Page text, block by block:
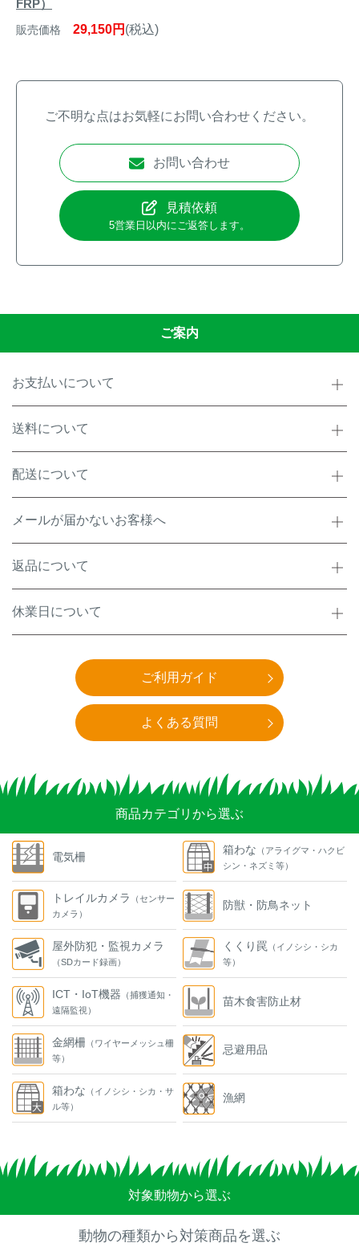
FRP）
販売価格 29,150円 (税込)
ご不明な点はお気軽にお問い合わせください。
お問い合わせ
見積依頼
5営業日以内にご返答します。
ご案内
お支払いについて
送料について
配送について
メールが届かないお客様へ
返品について
休業日について
ご利用ガイド
よくある質問
商品カテゴリから選ぶ
電気柵
トレイルカメラ
（センサー
カメラ）
屋外防犯・監視カメラ
（SDカード録画）
ICT・IoT機器 （捕獲通知・
遠隔監視）
金網柵 （ワイヤーメッシュ柵
等）
箱わな （イノシシ・シカ・サ
ル等）
箱わな （アライグマ・ハクビ
シン・ネズミ等）
防獣・防鳥ネット
くくり罠 （イノシシ・シカ
等）
苗木食害防止材
忌避用品
漁網
対象動物から選ぶ
動物の種類から対策商品を選ぶ